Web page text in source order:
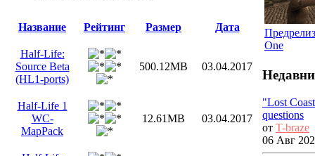
Название Рейтинг Размер Дата
Half-Life:
Source Beta
(HL1-ports)
500.12MB 03.04.2017
Half-Life 1
WC-
MapPack
12.61MB 03.04.2017
One
"Lost
questions
от T-braze
06 Авг